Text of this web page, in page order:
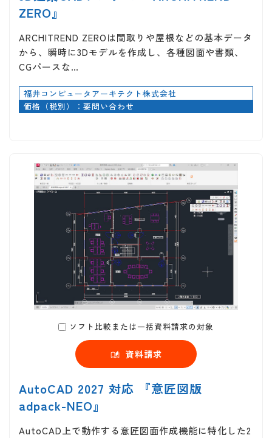
ZERO』
ARCHITREND ZEROは間取りや屋根などの基本データ
から、瞬時に3Dモデルを作成し、各種図面や書類、
CGパースな…
福井コンピュータアーキテクト株式会社
価格（税別）：要問い合わせ
ソフト比較または一括資料請求の対象
資料請求
AutoCAD 2027 対応 『意匠図版
adpack-NEO』
AutoCAD上で動作する意匠図面作成機能に特化した2